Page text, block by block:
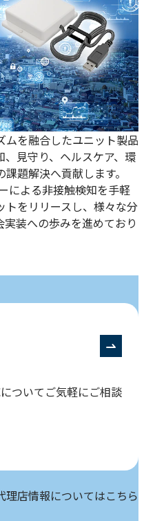
ムを融合したユニット製品
見守り、ヘルスケア、環
題解決へ貢献します。
による非接触検知を手軽
トをリリースし、様々な分
装への歩みを進めており
ついてご気軽にご相談
店情報についてはこちら